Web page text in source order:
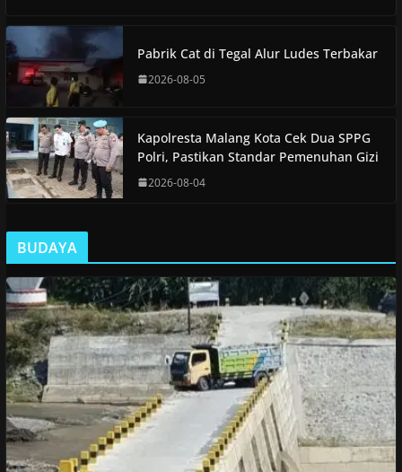
Pabrik Cat di Tegal Alur Ludes Terbakar
2026-08-05
Kapolresta Malang Kota Cek Dua SPPG
Polri, Pastikan Standar Pemenuhan Gizi
2026-08-04
BUDAYA